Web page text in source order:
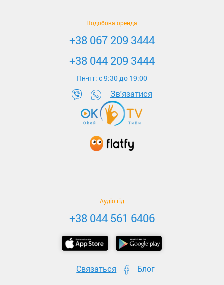
Подобова оренда
+38 067 209 3444
+38 044 209 3444
Пн-пт: c 9:30 до 19:00
Зв'язатися
Аудіо гід
+38 044 561 6406
Связаться Блог